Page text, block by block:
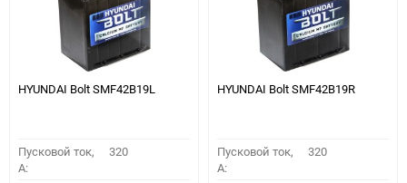
HYUNDAI Bolt SMF42B19L
Пусковой ток,
A:
320
HYUNDAI Bolt SMF42B19R
Пусковой ток,
A:
320